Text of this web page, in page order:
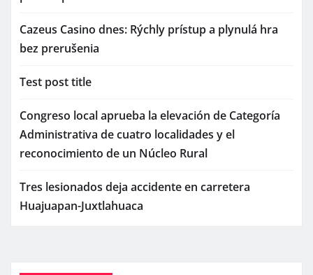
Cazeus Casino dnes: Rýchly prístup a plynulá hra
bez prerušenia
Test post title
Congreso local aprueba la elevación de Categoría
Administrativa de cuatro localidades y el
reconocimiento de un Núcleo Rural
Tres lesionados deja accidente en carretera
Huajuapan-Juxtlahuaca